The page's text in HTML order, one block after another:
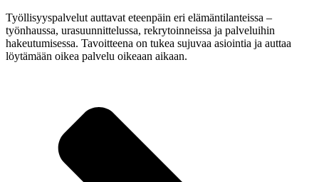
Työllisyyspalvelut auttavat eteenpäin eri elämäntilanteissa –
työnhaussa, urasuunnittelussa, rekrytoinneissa ja palveluihin
hakeutumisessa. Tavoitteena on tukea sujuvaa asiointia ja auttaa
löytämään oikea palvelu oikeaan aikaan.